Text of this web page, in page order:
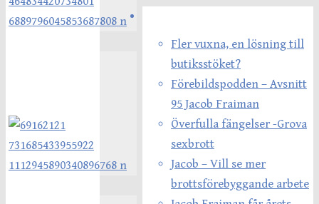
Fler vuxna, en lösning till
butiksstöket?
Förebildspodden – Avsnitt
95 Jacob Fraiman
Överfulla fängelser -Grova
sexbrott
Jacob – Vill se mer
brottsförebyggande arbete